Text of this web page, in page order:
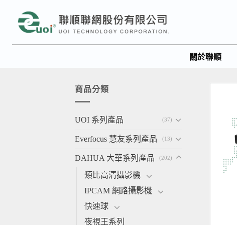
關於聯順
商品分類
UOI 系列產品 (37)
Everfocus 慧友系列產品 (13)
DAHUA 大華系列產品 (202)
類比高清攝影機
IPCAM 網路攝影機
快速球
夜視王系列